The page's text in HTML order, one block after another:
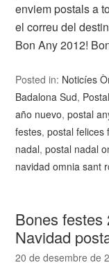
enviem postals a
el correu del
Bon Any 2012!
Posted in: Noticíes
Badalona Sud,
año nuevo,postal
festes,postal felices
nadal,postal nadal
navidad omnia sant
Bones festes
Navidad
20 de desembre de